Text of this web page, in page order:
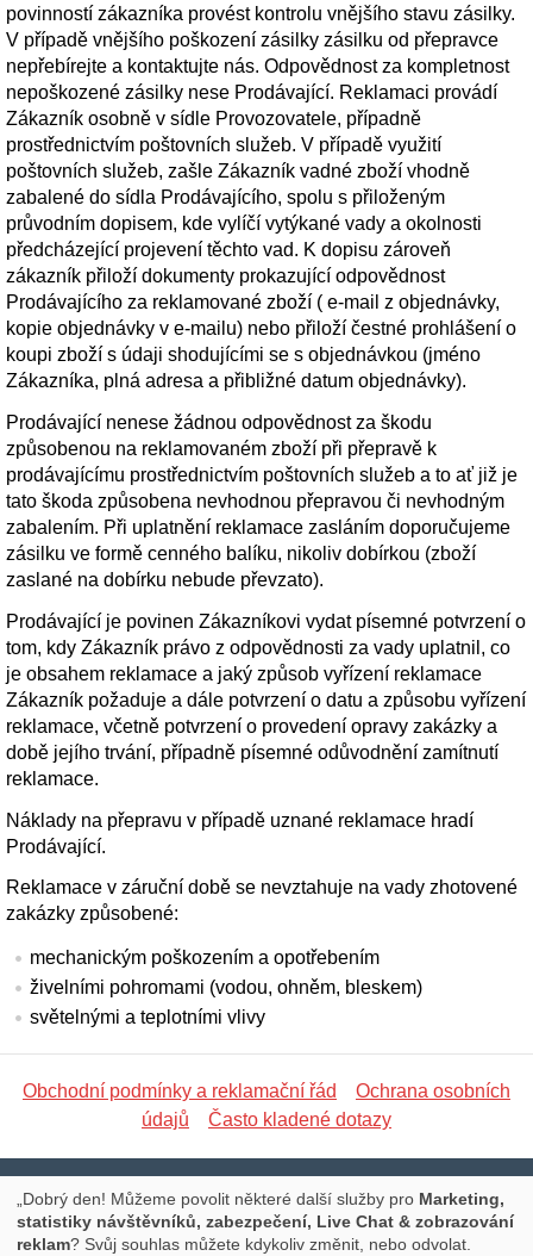
povinností zákazníka provést kontrolu vnějšího stavu zásilky.
V případě vnějšího poškození zásilky zásilku od přepravce
nepřebírejte a kontaktujte nás. Odpovědnost za kompletnost
nepoškozené zásilky nese Prodávající. Reklamaci provádí
Zákazník osobně v sídle Provozovatele, případně
prostřednictvím poštovních služeb. V případě využití
poštovních služeb, zašle Zákazník vadné zboží vhodně
zabalené do sídla Prodávajícího, spolu s přiloženým
průvodním dopisem, kde vylíčí vytýkané vady a okolnosti
předcházející projevení těchto vad. K dopisu zároveň
zákazník přiloží dokumenty prokazující odpovědnost
Prodávajícího za reklamované zboží ( e-mail z objednávky,
kopie objednávky v e-mailu) nebo přiloží čestné prohlášení o
koupi zboží s údaji shodujícími se s objednávkou (jméno
Zákazníka, plná adresa a přibližné datum objednávky).
Prodávající nenese žádnou odpovědnost za škodu
způsobenou na reklamovaném zboží při přepravě k
prodávajícímu prostřednictvím poštovních služeb a to ať již je
tato škoda způsobena nevhodnou přepravou či nevhodným
zabalením. Při uplatnění reklamace zasláním doporučujeme
zásilku ve formě cenného balíku, nikoliv dobírkou (zboží
zaslané na dobírku nebude převzato).
Prodávající je povinen Zákazníkovi vydat písemné potvrzení o
tom, kdy Zákazník právo z odpovědnosti za vady uplatnil, co
je obsahem reklamace a jaký způsob vyřízení reklamace
Zákazník požaduje a dále potvrzení o datu a způsobu vyřízení
reklamace, včetně potvrzení o provedení opravy zakázky a
době jejího trvání, případně písemné odůvodnění zamítnutí
reklamace.
Náklady na přepravu v případě uznané reklamace hradí
Prodávající.
Reklamace v záruční době se nevztahuje na vady zhotovené
zakázky způsobené:
mechanickým poškozením a opotřebením
živelními pohromami (vodou, ohněm, bleskem)
světelnými a teplotními vlivy
Obchodní podmínky a reklamační řád
Ochrana osobních
údajů
Často kladené dotazy
Libická 17, PRAHA 3, Tel.: 777 673 127, E-mail:
info@promoce.cz
„Dobrý den! Můžeme povolit některé další služby pro Marketing,
statistiky návštěvníků, zabezpečení, Live Chat & zobrazování
reklam? Svůj souhlas můžete kdykoliv změnit, nebo odvolat.